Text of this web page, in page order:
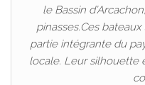
le Bassin
pinasses.Ces
partie intégrante du
locale. Leur silhouette